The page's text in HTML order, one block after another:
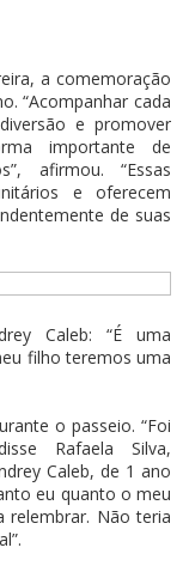
a comemoração
“Acompanhar cada
e promover
importante de
afirmou. “Essas
e oferecem
de suas
Caleb: “É uma
filho teremos uma
o passeio. “Foi
Rafaela Silva,
Caleb, de 1 ano
eu quanto o meu
relembrar. Não teria